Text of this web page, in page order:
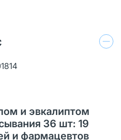
и эвкалиптом
36 шт: 19
и фармацевтов